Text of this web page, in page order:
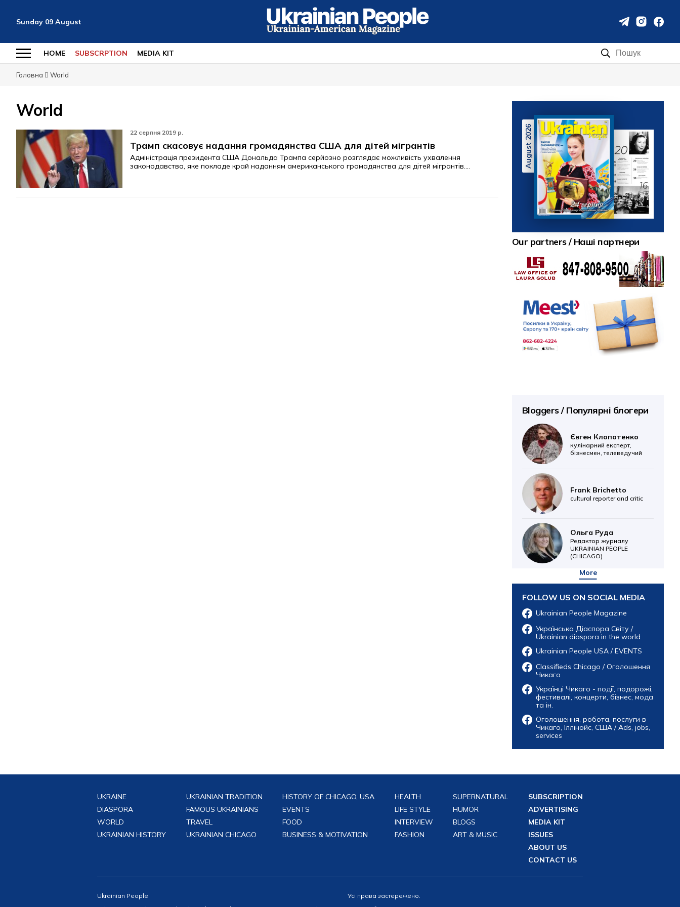
Sunday 09 August
HOME SUBSCRPTION MEDIA KIT
Головна World
World
22 серпня 2019 р.
Трамп скасовує надання громадянства США для дітей мігрантів
Адміністрація президента США Дональда Трампа серйозно розглядає можливість ухвалення
законодавства, яке покладе край наданням американського громадянства для дітей мігрантів....
August 2026
Our partners / Наші партнери
Bloggers / Популярні блогери
Євген Клопотенко
кулінарний експерт,
бізнесмен, телеведучий
Frank Brichetto
cultural reporter and critic
Ольга Руда
Редактор журналу
UKRAINIAN PEOPLE
(CHICAGO)
More
FOLLOW US ON SOCIAL MEDIA
Ukrainian People Magazine
Українська Діаспора Світу /
Ukrainian diaspora in the world
Ukrainian People USA / EVENTS
Classifieds Chicago / Оголошення
Чикаго
Українці Чикаго - події, подорожі,
фестивалі, концерти, бізнес, мода
та ін.
Оголошення, робота, послуги в
Чикаго, Іллінойс, США / Ads, jobs,
services
UKRAINE
DIASPORA
WORLD
UKRAINIAN HISTORY
UKRAINIAN TRADITION
FAMOUS UKRAINIANS
TRAVEL
UKRAINIAN CHICAGO
HISTORY OF CHICAGO, USA
EVENTS
FOOD
BUSINESS & MOTIVATION
HEALTH
LIFE STYLE
INTERVIEW
FASHION
SUPERNATURAL
HUMOR
BLOGS
ART & MUSIC
SUBSCRIPTION
ADVERTISING
MEDIA KIT
ISSUES
ABOUT US
CONTACT US
Ukrainian People
Усі права застережено.